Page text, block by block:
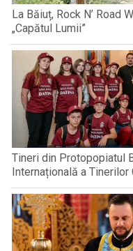
La Băiuț, Rock N’ Road
„Capătul Lumii”
Tineri din Protopopiatul
Internațională a